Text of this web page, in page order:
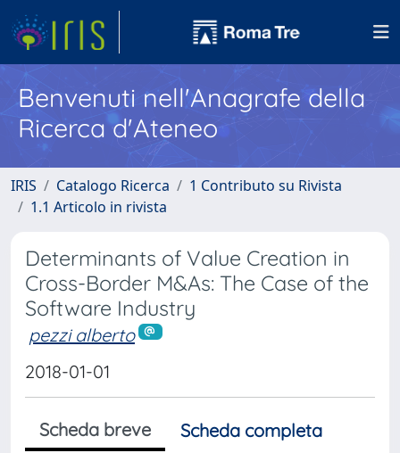
Benvenuti nell'Anagrafe della
Ricerca d'Ateneo
IRIS Catalogo Ricerca
1 Contributo su Rivista
1.1 Articolo in rivista
Determinants of Value Creation in
Cross-Border M&As: The Case of the
Software Industry
pezzi alberto
2018-01-01
Scheda breve
Scheda completa